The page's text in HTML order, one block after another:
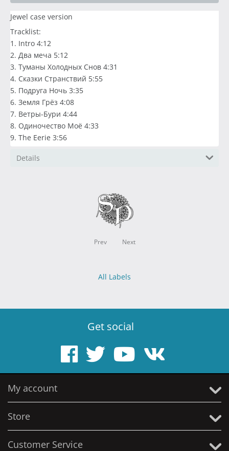
Jewel case version
Tracklist:
1. Intro 4:12
2. Два меча 5:12
3. Туманы Холодных Снов 4:31
4. Сказки Странствий 5:55
5. Подруга Ночь 3:35
6. Земля Грёз 4:08
7. Ветры-Бури 4:44
8. Одиночество Моё 4:33
9. The Eerie 3:56
Details
Prev Next
All Labels
Get social
My account
Store
Customer Service